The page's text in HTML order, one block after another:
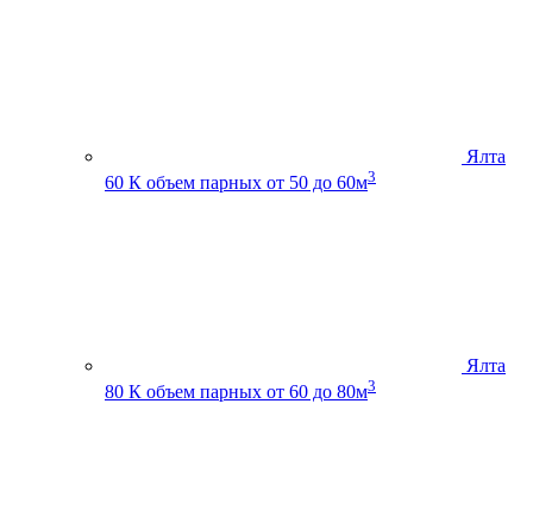
Ялта
60 К объем парных от 50 до 60м3
Ялта
80 К объем парных от 60 до 80м3